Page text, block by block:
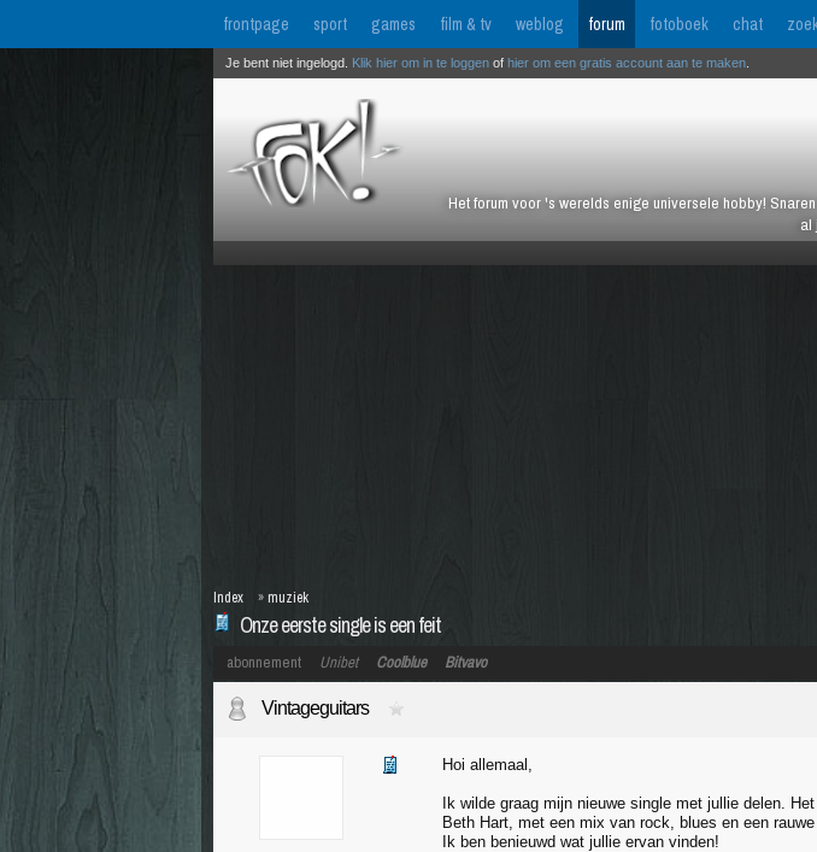
frontpage sport games film & tv weblog forum fotoboek chat
Het forum voor 's werelds enige universele hobby!
al
Je bent niet ingelogd. Klik hier om in te loggen of hier om een gratis account aan te maken
Onze eerste single is een feit
Index » muziek
abonnement Unibet Coolblue Bitvavo
Vintageguitars
Hoi allemaal,
Ik wilde graag mijn nieuwe single met jullie delen.
Beth Hart, met een mix van rock, blues en een
Ik ben benieuwd wat jullie ervan vinden!